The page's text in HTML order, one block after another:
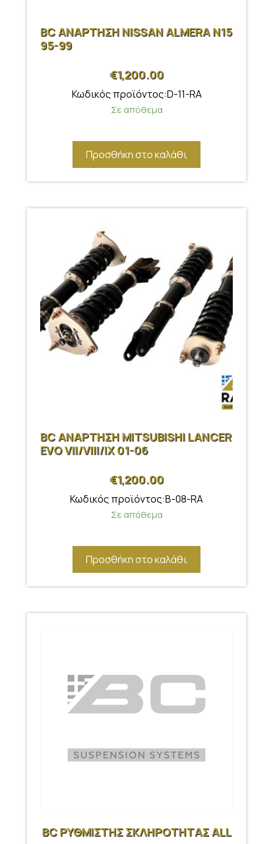
BC ΑΝΑΡΤΗΣΗ NISSAN ALMERA N15
95-99
€1,200.00
Κωδικός προϊόντος:D-11-RA
Σε απόθεμα
Προσθήκη στο καλάθι
BC ΑΝΑΡΤΗΣΗ MITSUBISHI LANCER
EVO VII/VIII/IX 01-06
€1,200.00
Κωδικός προϊόντος:B-08-RA
Σε απόθεμα
Προσθήκη στο καλάθι
BC ΡΥΘΜΙΣΤΗΣ ΣΚΛΗΡΟΤΗΤΑΣ ALL